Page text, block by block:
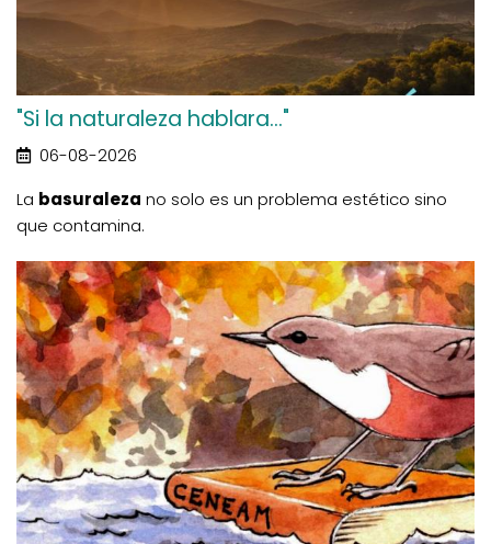
"Si la naturaleza hablara..."
06-08-2026
La basuraleza no solo es un problema estético sino
que contamina.